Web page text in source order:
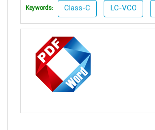
Keywords: Class-C LC-VCO